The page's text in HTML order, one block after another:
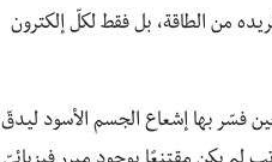
من الطاقة، بل فقط لكلّ إلكترون
فسّر بها إشعاع الجسم الأسود ليدقّ